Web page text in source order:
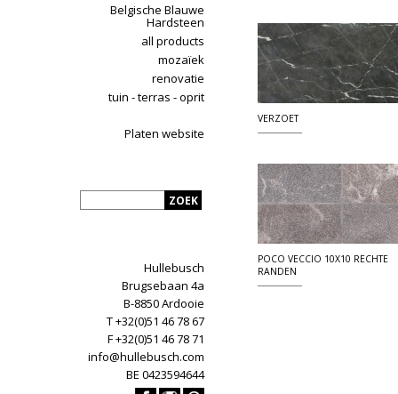
Belgische Blauwe
Hardsteen
all products
mozaïek
renovatie
tuin - terras - oprit
Platen website
Hullebusch
Brugsebaan 4a
B-8850 Ardooie
T +32(0)51 46 78 67
F +32(0)51 46 78 71
info@hullebusch.com
BE 0423594644
VERZOET
POCO VECCIO 10X10 RECHTE
RANDEN